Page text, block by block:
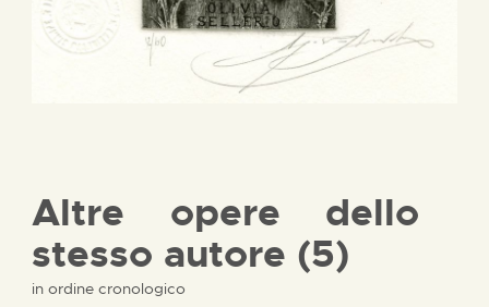
Altre opere dello
stesso autore (5)
in ordine cronologico